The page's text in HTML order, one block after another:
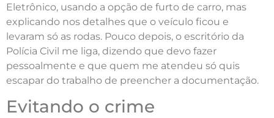
Eletrônico, usando a opção de furto de carro, mas
explicando nos detalhes que o veículo ficou e
levaram só as rodas. Pouco depois, o escritório da
Polícia Civil me liga, dizendo que devo fazer
pessoalmente e que quem me atendeu só quis
escapar do trabalho de preencher a documentação.
Evitando o crime